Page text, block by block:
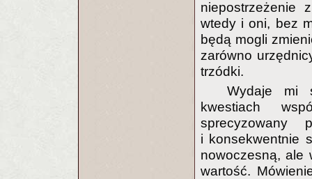
niepostrzeżenie
wtedy i oni, bez
będą mogli
zarówno
trzódki.
Wydaje mi
kwestiach
sprecyzowany
i konsekwentnie
nowoczesną, ale
wartość.